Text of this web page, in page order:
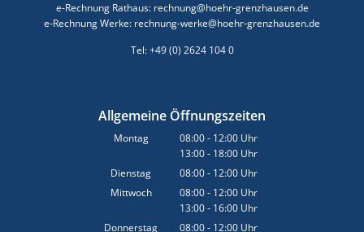
e-Rechnung Rathaus: rechnung@hoehr-grenzhausen.de
e-Rechnung Werke: rechnung-werke@hoehr-grenzhausen.de
Tel: +49 (0) 2624 104 0
Allgemeine Öffnungszeiten
Montag 08:00- 12:00 Uhr
Von 08:00 bis 12:00 Uhr
13:00- 18:00 Uhr
Von 13:00 bis 18:00 Uhr
Dienstag 08:00- 12:00 Uhr
Von 08:00 bis 12:00 Uhr
Mittwoch 08:00- 12:00 Uhr
Von 08:00 bis 12:00 Uhr
13:00- 16:00 Uhr
Von 13:00 bis 16:00 Uhr
Donnerstag 08:00- 12:00 Uhr